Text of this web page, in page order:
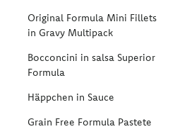
Original Formula Mini Fillets
in Gravy Multipack
Bocconcini in salsa Superior
Formula
Häppchen in Sauce
Grain Free Formula Pastete